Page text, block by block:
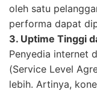
oleh satu
performa dapat
3. Uptime Tinggi
Penyedia internet
(Service Level
lebih. Artinya,